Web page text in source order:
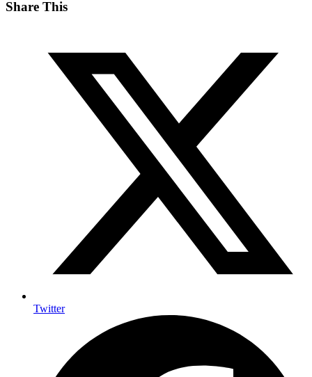
Share This
Twitter